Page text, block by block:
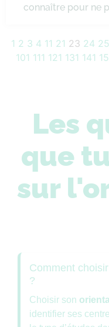
connaître pour ne
1 2 3 4 11 21 23 24 25
101 111 121 131 141
Les
que
sur
Comment
?
Choisir son
identifier ses